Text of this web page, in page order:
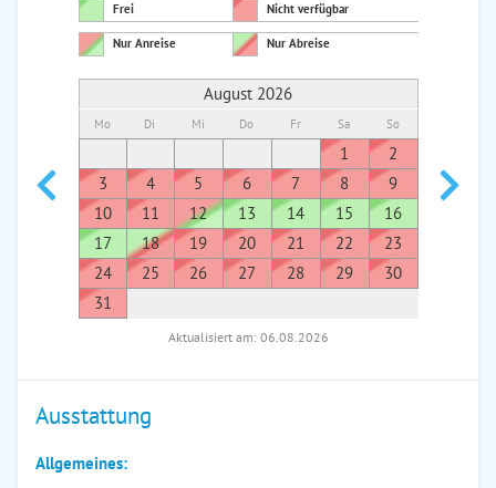
Frei Nicht verfügbar
Nur Anreise Nur Abreise
August 2026
Mo Di Mi Do Fr Sa So
1
2
3
4 5 6 7 8
9
10
11 12 13 14 15
16
17
18 19 20 21 22
23
24
25 26 27 28 29
30
31
7
Aktualisiert am: 06.08.2026
Ausstattung
Allgemeines: